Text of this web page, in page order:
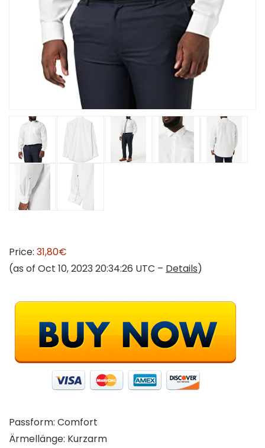
Price: 31,80€
(as of Oct 10, 2023 20:34:26 UTC – Details)
Passform: Comfort
Ärmellänge: Kurzarm